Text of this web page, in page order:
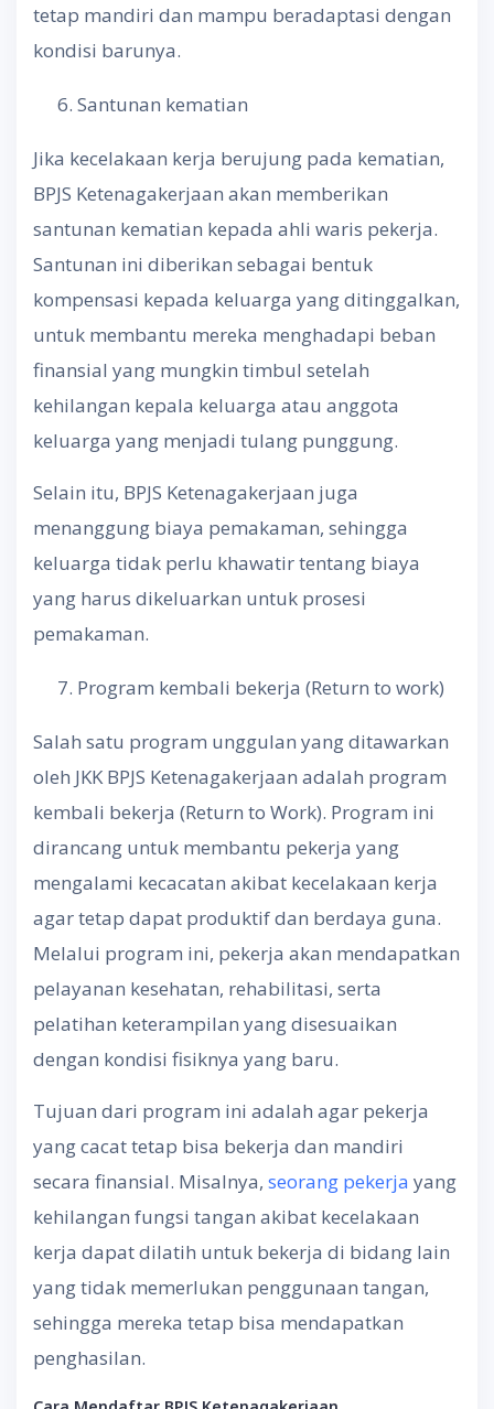
tetap mandiri dan mampu beradaptasi dengan
kondisi barunya.
Santunan kematian
Jika kecelakaan kerja berujung pada kematian,
BPJS Ketenagakerjaan akan memberikan
santunan kematian kepada ahli waris pekerja.
Santunan ini diberikan sebagai bentuk
kompensasi kepada keluarga yang ditinggalkan,
untuk membantu mereka menghadapi beban
finansial yang mungkin timbul setelah
kehilangan kepala keluarga atau anggota
keluarga yang menjadi tulang punggung.
Selain itu, BPJS Ketenagakerjaan juga
menanggung biaya pemakaman, sehingga
keluarga tidak perlu khawatir tentang biaya
yang harus dikeluarkan untuk prosesi
pemakaman.
Program kembali bekerja (Return to work)
Salah satu program unggulan yang ditawarkan
oleh JKK BPJS Ketenagakerjaan adalah program
kembali bekerja (Return to Work). Program ini
dirancang untuk membantu pekerja yang
mengalami kecacatan akibat kecelakaan kerja
agar tetap dapat produktif dan berdaya guna.
Melalui program ini, pekerja akan mendapatkan
pelayanan kesehatan, rehabilitasi, serta
pelatihan keterampilan yang disesuaikan
dengan kondisi fisiknya yang baru.
Tujuan dari program ini adalah agar pekerja
yang cacat tetap bisa bekerja dan mandiri
secara finansial. Misalnya, seorang pekerja yang
kehilangan fungsi tangan akibat kecelakaan
kerja dapat dilatih untuk bekerja di bidang lain
yang tidak memerlukan penggunaan tangan,
sehingga mereka tetap bisa mendapatkan
penghasilan.